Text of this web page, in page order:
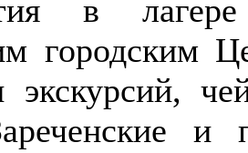
в
городским
экскурсий,
и